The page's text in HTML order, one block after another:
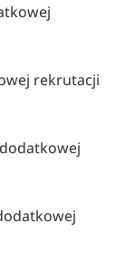
rekrutacji